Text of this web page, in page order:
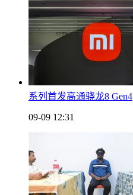
系列首发高通骁龙8 Gen4
09-09 12:31